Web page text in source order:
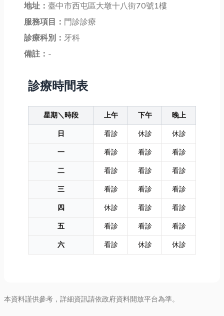
地址： 臺中市西屯區大墩十八街70號1樓
服務項目： 門診診療
診療科別： 牙科
備註： -
診療時間表
星期＼時段 上午 下午
晚上
日
看診 休診
休診
一
看診 看診
看診
二
看診 看診
看診
三
看診 看診
看診
四
休診 看診
看診
五
看診 看診
看診
六
看診 休診 休診
本資料謹供參考，詳細資訊請依政府資料開放平台為準。